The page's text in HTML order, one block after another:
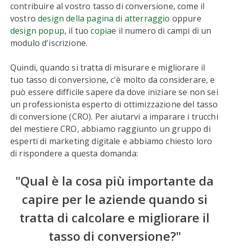
contribuire al vostro tasso di conversione, come il
vostrodesign della pagina di atterraggio oppure
design popup, il tuocopiae il numero di campi di un
modulo d'iscrizione.
Quindi, quando si tratta di misurare e migliorare il
tuo tasso di conversione, c'è molto da considerare, e
può essere difficile sapere da dove iniziare se non sei
un professionista esperto di ottimizzazione del tasso
di conversione (CRO). Per aiutarvi a imparare i trucchi
del mestiere CRO, abbiamo raggiunto un gruppo di
esperti di marketing digitale e abbiamo chiesto loro
di rispondere a questa domanda:
"Qual è la cosa più importante da
capire per le aziende quando si
tratta di calcolare e migliorare il
tasso di conversione?"